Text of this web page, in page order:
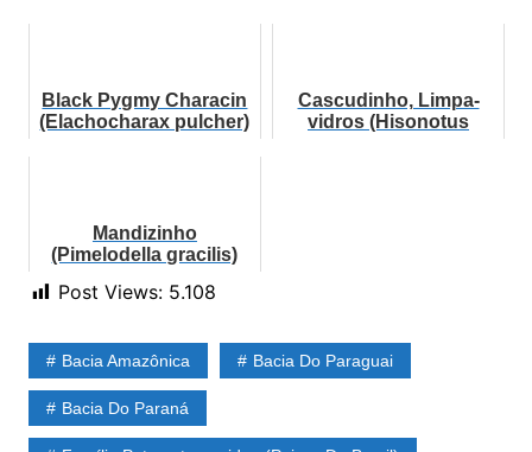
Black Pygmy Characin
(Elachocharax pulcher)
Cascudinho, Limpa-
vidros (Hisonotus
Mandizinho
(Pimelodella gracilis)
Post Views: 5.108
Bacia Amazônica Bacia Do Paraguai
Bacia Do Paraná